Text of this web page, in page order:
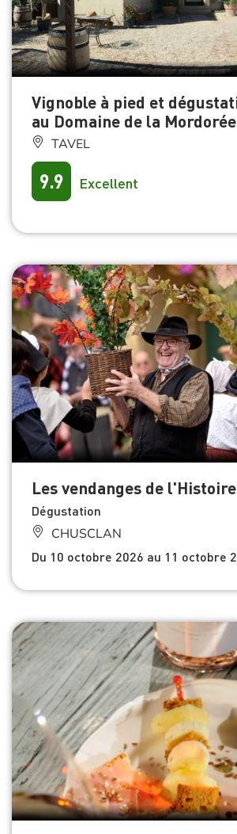
Vignoble à pied et
au Domaine de la Mordorée
TAVEL
9.9 Excellent
Les vendanges de l'Histoire
Dégustation
CHUSCLAN
Du 10 octobre 2026 au 11 octobre